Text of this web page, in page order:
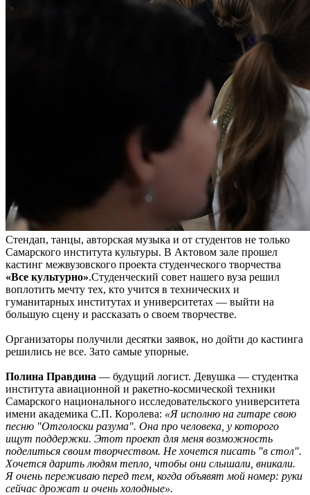
Стендап, танцы, авторская музыка и от студентов не только
Самарского института культуры. В Актовом зале прошел
кастинг межвузовского проекта студенческого творчества
«Все культурно».Студенческий совет нашего вуза решил
воплотить мечту тех, кто учится в технических и
гуманитарных институтах и университетах — выйти на
большую сцену и рассказать о своем творчестве.
Организаторы получили десятки заявок, но дойти до кастинга
решились не все. Зато самые упорные.
Полина Правдина — будущий логист. Девушка — студентка
института авиационной и ракетно-космической техники
Самарского национального исследовательского университета
имени академика С.П. Королева: «Я исполню на гитаре свою
песню "Отголоски разума". Она про человека, у которого
ищут поддержки. Этот проект для меня возможность
поделиться своим творчеством. Не хочется писать "в стол".
Хочется дарить людям тепло, чтобы они слышали, вникали.
Я очень переживаю перед тем, когда объявят мой номер: руки
сейчас дрожат и очень холодные».